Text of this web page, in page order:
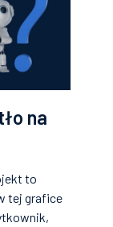
na
to
tej grafice